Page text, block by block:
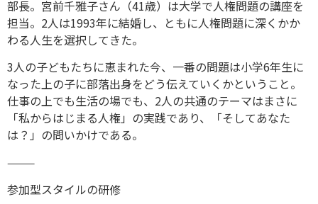
部長。宮前千雅子さん（41歳）は大学で人権問題の講座を
担当。2人は1993年に結婚し、ともに人権問題に深くかか
わる人生を選択してきた。
3人の子どもたちに恵まれた今、一番の問題は小学6年生に
なった上の子に部落出身をどう伝えていくかということ。
仕事の上でも生活の場でも、2人の共通のテーマはまさに
「私からはじまる人権」の実践であり、「そしてあなた
は？」の問いかけである。
⸻
参加型スタイルの研修